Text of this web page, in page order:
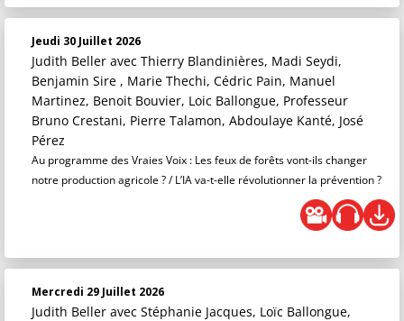
Jeudi 30 Juillet 2026
Judith Beller avec Thierry Blandinières, Madi Seydi,
Benjamin Sire , Marie Thechi, Cédric Pain, Manuel
Martinez, Benoit Bouvier, Loic Ballongue, Professeur
Bruno Crestani, Pierre Talamon, Abdoulaye Kanté, José
Pérez
Au programme des Vraies Voix : Les feux de forêts vont-ils changer
notre production agricole ? / L’IA va-t-elle révolutionner la prévention ?
Mercredi 29 Juillet 2026
Judith Beller avec Stéphanie Jacques, Loïc Ballongue,